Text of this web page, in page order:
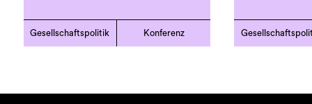
Gesellschaftspolitik Konferenz